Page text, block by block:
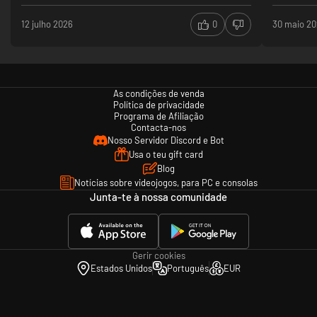
- 70_Last Phase
- 71_Jungle Parade
- 72_Viva Festa
- 83_Gonna Save the World (End Credits Theme)
- 84_Dangerous Depth
- 89_Palm Rush
- 90_Weedcutting
- 91_Banana Panic
12 julho 2026 0 30 maio
As condições de venda
Política de privacidade
Programa de Afiliação
Contacta-nos
Nosso Servidor Discord e Bot
Usa o teu gift card
Blog
Notícias sobre videojogos, para PC e consolas
Junta-te à nossa comunidade
Gerir cookies
Estados Unidos
Português EUR